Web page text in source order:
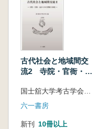
古代社会と地域間交
流2 寺院・官衙・瓦
国士舘大学考古学会 編
六一書房
新刊 10冊以上